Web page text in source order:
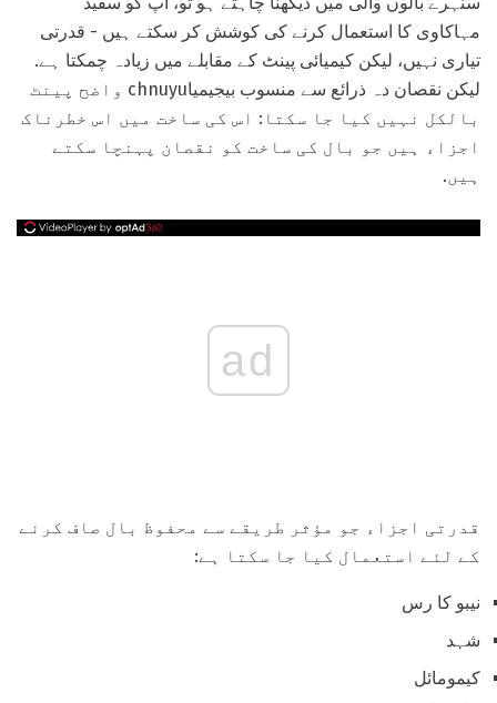
مہاکاوی کا استعمال کرنے کی کوشش کر سکتے ہیں - قدرتی
تیاری نہیں، لیکن کیمیائی پینٹ کے مقابلے میں زیادہ چمکتا ہے.
لیکن نقصان دہ ذرائع سے منسوب بیجیمیاchnuyu واضح پینٹ
بالکل نہیں کیا جا سکتا: اس کی ساخت میں اس خطرناک
اجزاء ہیں جو بال کی ساخت کو نقصان پہنچا سکتے
ہیں.
ad
قدرتی اجزاء جو مؤثر طریقے سے محفوظ بال صاف کرنے
کے لئے استعمال کیا جا سکتا ہے:
نیبو کا رس
شہد
کیمومائل